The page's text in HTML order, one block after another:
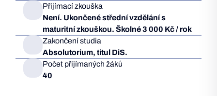
Přijímací zkouška
Není. Ukončené střední vzdělání s
maturitní zkouškou. Školné 3 000 Kč / rok
Zakončení studia
Absolutorium, titul DiS.
Počet přijímaných žáků
40